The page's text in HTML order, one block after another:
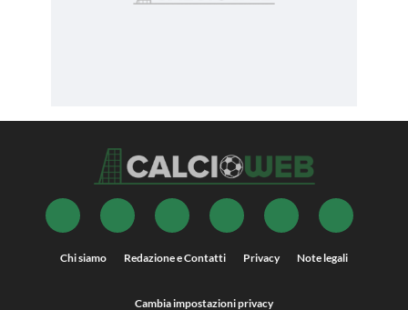
Chi siamo Redazione e Contatti Privacy Note legali
Cambia impostazioni privacy